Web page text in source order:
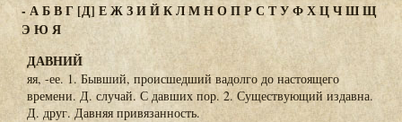
-АБВГ [Д] ЕЖЗИЙКЛМНОПР С ТУФХЦЧШЩ
Э Ю Я
ДАВНИЙ
яя, -ее. 1. Бывший, происшедший вадолго до настоящего
времени. Д. случай. С давших пор. 2. Существующий издавна.
Д. друг. Давняя привязанность.